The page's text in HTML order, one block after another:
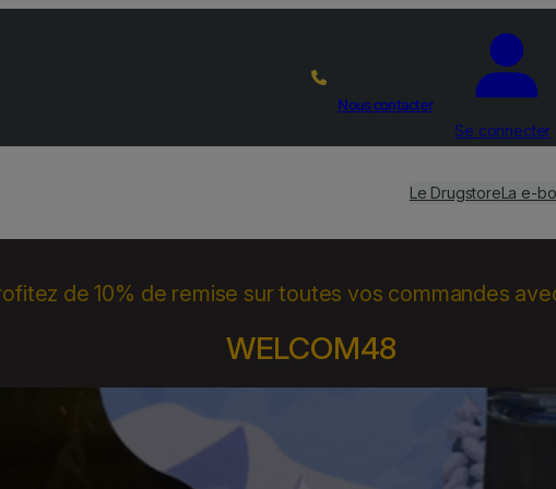
Nous contacter
Se connecter
Le DrugstoreLa e-
de 10% de remise sur toutes vos commandes
WELCOM48